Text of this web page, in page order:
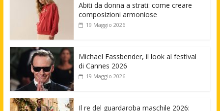
Abiti da donna a strati: come creare
composizioni armoniose
19 Maggio 2026
Michael Fassbender, il look al festival
di Cannes 2026
19 Maggio 2026
Il re del guardaroba maschile 2026: